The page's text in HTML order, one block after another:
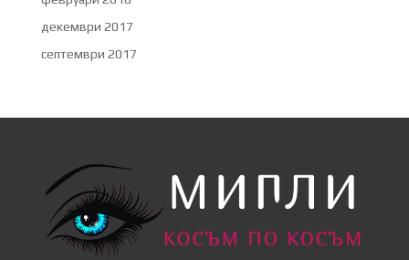
декември 2017
септември 2017